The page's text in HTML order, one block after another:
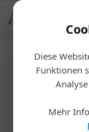
Diese
Funktionen
Mehr
AUTOMOTIVE
Podcast
Suzuki